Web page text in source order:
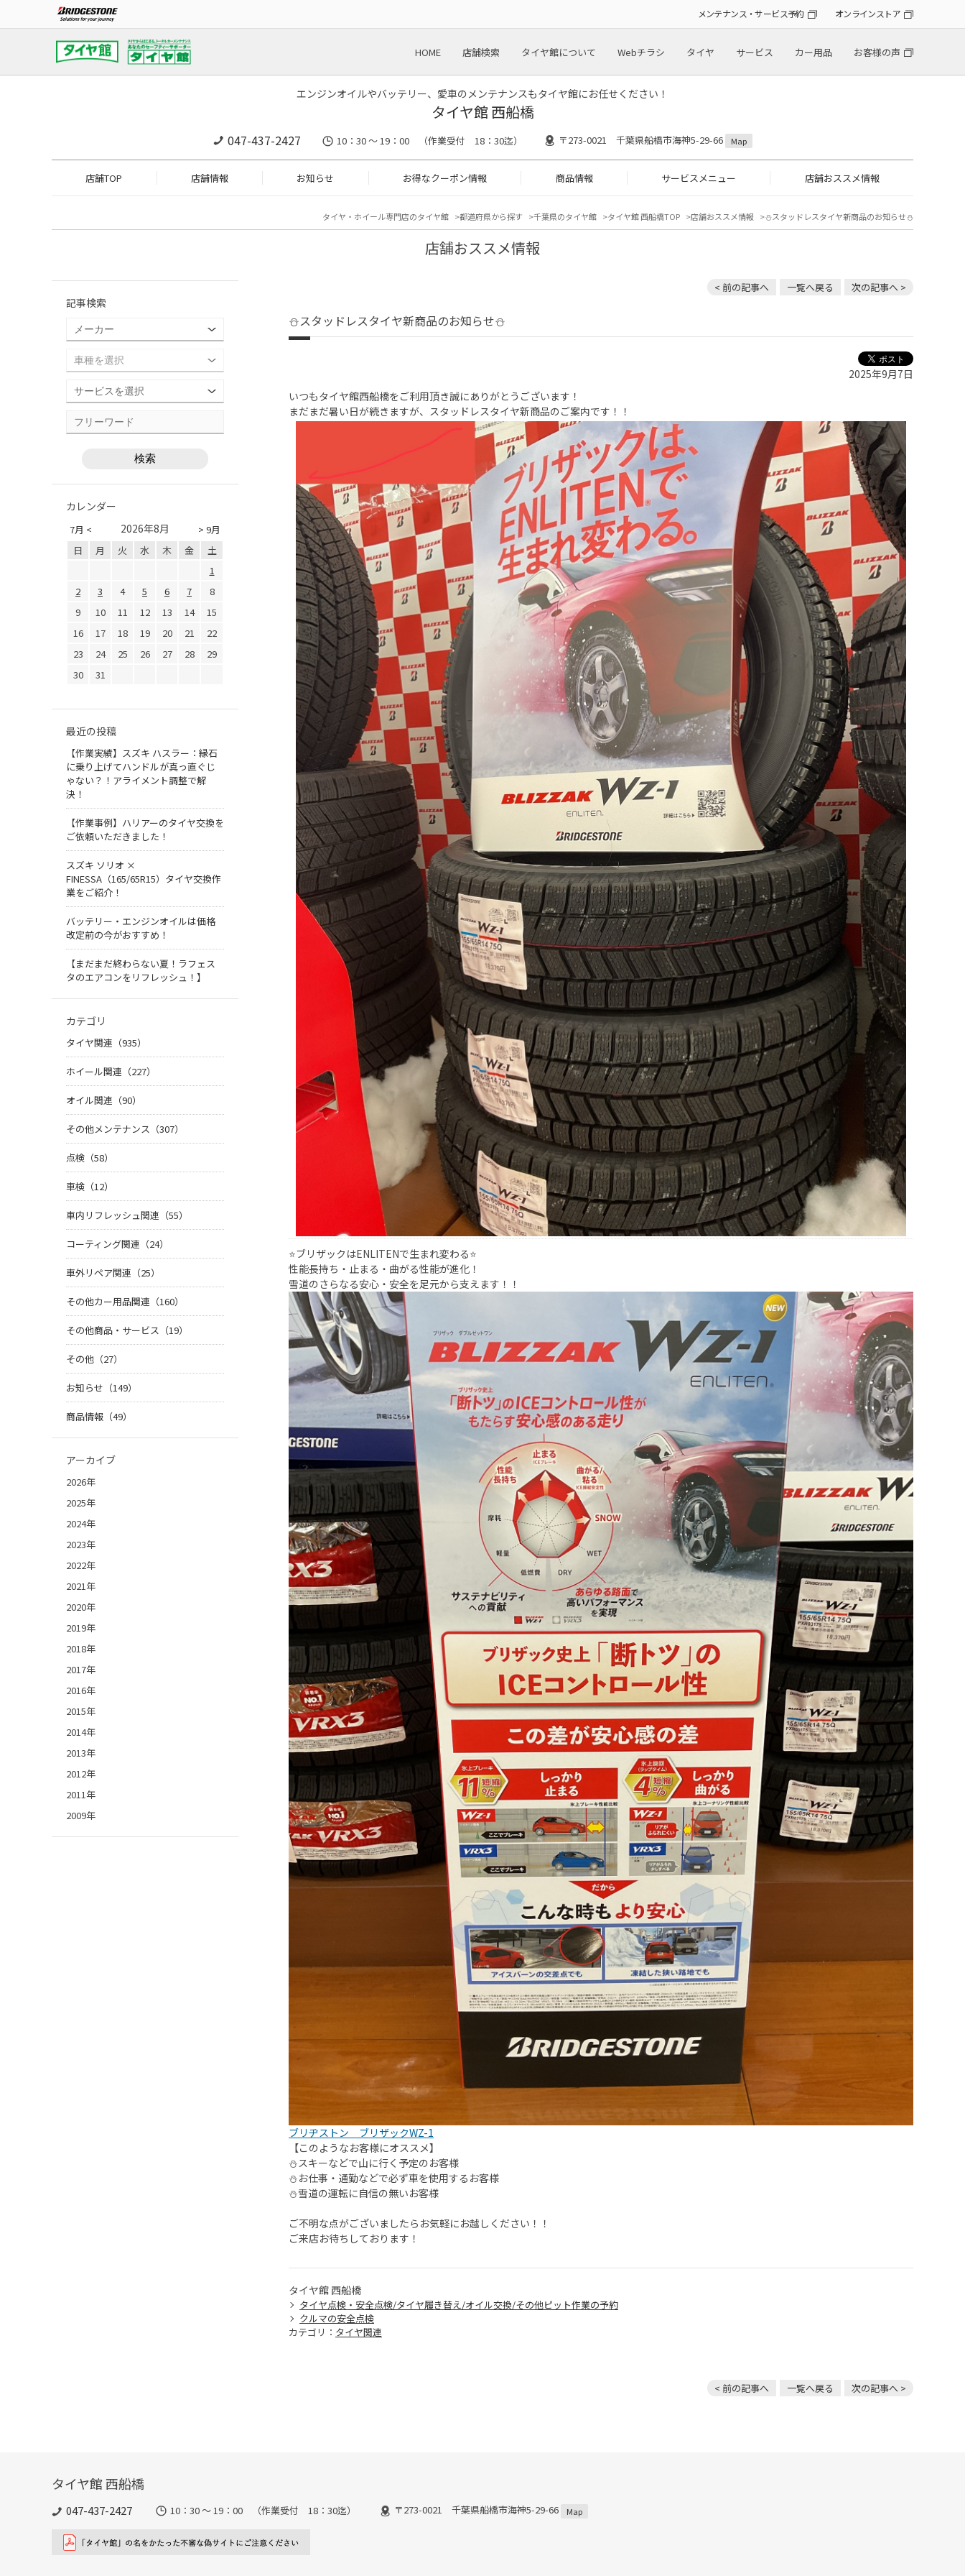
メンテナンス・サービス予約 オンラインストア
HOME 店舗検索 タイヤ館について Webチラシ タイヤ サービス カー用品 お客様の声
エンジンオイルやバッテリー、愛車のメンテナンスもタイヤ館にお任せください！
タイヤ館 西船橋
047-437-2427 10：30 ～ 19：00 （作業受付 18：30迄） 〒273-0021 千葉県船橋市海神5-29-66 Map
店舗TOP 店舗情報 お知らせ お得なクーポン情報 商品情報 サービスメニュー 店舗おススメ情報
タイヤ・ホイール専門店のタイヤ館 都道府県から探す 千葉県のタイヤ館 タイヤ館 西船橋TOP 店舗おススメ情報 ⛄️スタッドレスタイヤ新商品のお知らせ⛄️
店舗おススメ情報
< 前の記事へ 一覧へ戻る 次の記事へ >
⛄️スタッドレスタイヤ新商品のお知らせ⛄️
2025年9月7日
いつもタイヤ館西船橋をご利用頂き誠にありがとうございます！
まだまだ暑い日が続きますが、スタッドレスタイヤ新商品のご案内です！！
⭐️ブリザックはENLITENで生まれ変わる⭐️
性能長持ち・止まる・曲がる性能が進化！
雪道のさらなる安心・安全を足元から支えます！！
ブリヂストン ブリザックWZ-1
【このようなお客様にオススメ】
⛄️スキーなどで山に行く予定のお客様
⛄️お仕事・通勤などで必ず車を使用するお客様
⛄️雪道の運転に自信の無いお客様
ご不明な点がございましたらお気軽にお越しください！！
ご来店お待ちしております！
タイヤ館 西船橋
タイヤ点検・安全点検/タイヤ履き替え/オイル交換/その他ピット作業の予約
クルマの安全点検
カテゴリ： タイヤ関連
< 前の記事へ 一覧へ戻る 次の記事へ >
記事検索
カレンダー
7月 < > 9月
2026年8月
日 月 火 水 木 金
土
1
2
3 4 5 6 7
8
9
10 11 12 13 14
15
16
17 18 19 20 21
22
23
24 25 26 27 28
29
30
31
最近の投稿
【作業実績】スズキ ハスラー：縁石
に乗り上げてハンドルが真っ直ぐじ
ゃない？！アライメント調整で解
決！
【作業事例】ハリアーのタイヤ交換を
ご依頼いただきました！
スズキ ソリオ ×
FINESSA（165/65R15）タイヤ交換作
業をご紹介！
バッテリー・エンジンオイルは価格
改定前の今がおすすめ！
【まだまだ終わらない夏！ラフェス
タのエアコンをリフレッシュ！】
カテゴリ
タイヤ関連（935）
ホイール関連（227）
オイル関連（90）
その他メンテナンス（307）
点検（58）
車検（12）
車内リフレッシュ関連（55）
コーティング関連（24）
車外リペア関連（25）
その他カー用品関連（160）
その他商品・サービス（19）
その他（27）
お知らせ（149）
商品情報（49）
アーカイブ
2026年
2025年
2024年
2023年
2022年
2021年
2020年
2019年
2018年
2017年
2016年
2015年
2014年
2013年
2012年
2011年
2009年
タイヤ館 西船橋
047-437-2427 10：30 ～ 19：00 （作業受付 18：30迄） 〒273-0021 千葉県船橋市海神5-29-66 Map